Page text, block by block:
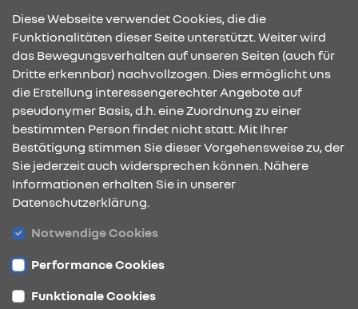
Short Check in / out Kundendienst
Montag - Freitag
07:15 - 07:45 Uhr und
17:00 - 18:00 Uhr
KONTAKT & ANFAHRT
ÖFFNUNGSZEITEN
Diese Webseite verwendet Cookies, die die
Funktionalitäten dieser Seite unterstützt. Weiter wird
das Bewegungsverhalten auf unseren Seiten (auch für
Dritte erkennbar) nachvollzogen. Dies ermöglicht uns
die Erstellung interessengerechter Angebote auf
pseudonymer Basis, d.h. eine Zuordnung zu einer
bestimmten Person findet nicht statt. Mit Ihrer
Bestätigung stimmen Sie dieser Vorgehensweise zu, der
Sie jederzeit auch widersprechen können. Nähere
Informationen erhalten Sie in unserer
Datenschutzerklärung.
Notwendige Cookies
Performance Cookies
Funktionale Cookies